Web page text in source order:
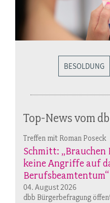
BESOLDUNG
Top-News vom
Treffen mit Roman Poseck
Schmitt: „Brauchen
keine Angriffe auf
Berufsbeamtentum“
04. August 2026
dbb Bürgerbefragung